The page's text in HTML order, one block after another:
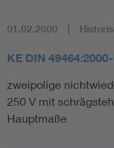
01.02.2000
KE DIN
zweipolige
250 V mit
Hauptmaße